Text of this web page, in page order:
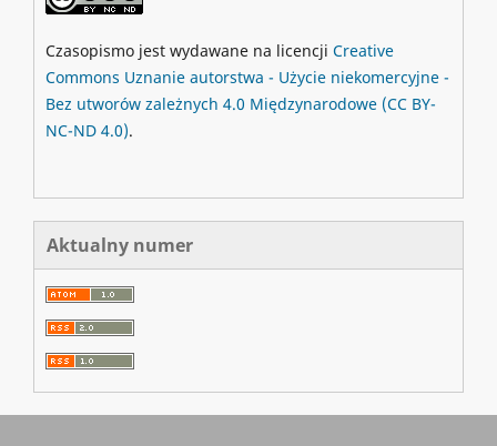
Czasopismo jest wydawane na licencji Creative
Commons Uznanie autorstwa - Użycie niekomercyjne -
Bez utworów zależnych 4.0 Międzynarodowe (CC BY-
NC-ND 4.0).
Aktualny numer